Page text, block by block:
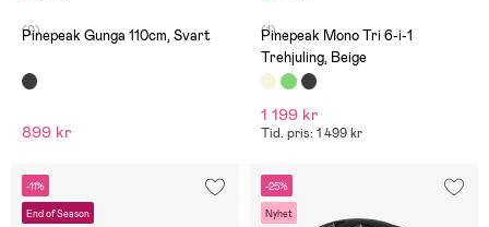
(0)
Pinepeak Gunga 110cm, Svart
899 kr
(1)
Pinepeak Mono Tri 6-i-1
Trehjuling, Beige
1 199 kr
Tid. pris: 1 499 kr
-11%
End of Season
-25%
Nyhet